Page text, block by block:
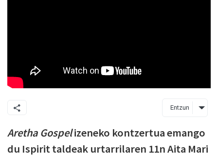
Entzun
Aretha Gospelizeneko kontzertua emango
du Ispirit taldeak urtarrilaren 11n Aita Mari